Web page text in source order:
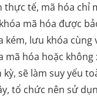
thực tế, mã hóa chỉ
mã hóa được
kém, lưu khóa cùng
mã hóa hoặc không
kỳ, sẽ làm suy yếu
tổ chức nên sử